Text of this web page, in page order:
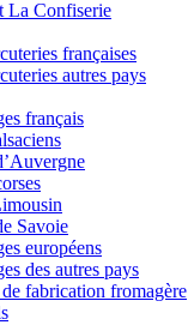
La Confiserie
françaises
autres pays
français
Savoie
européens
des autres pays
fabrication fromagère